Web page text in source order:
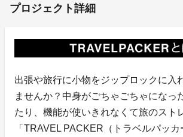
プロジェクト詳細
出張や旅行に小物をジップロックに入
ませんか？中身がごちゃごちゃになっ
たり、機能が使いきれなくて旅のスト
「TRAVEL PACKER（トラベルパッ